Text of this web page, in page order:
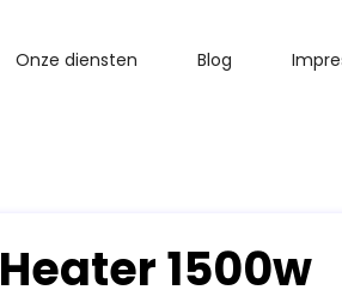
Onze diensten Blog
Heater 1500w